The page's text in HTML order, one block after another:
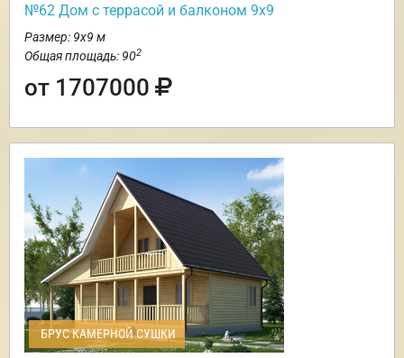
№62 Дом c террасой и балконом 9х9
Размер: 9х9 м
Общая площадь: 902
от 1707000
БРУС КАМЕРНОЙ СУШКИ